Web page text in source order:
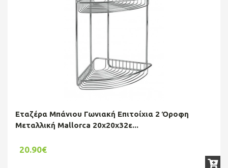
Εταζέρα Μπάνιου Γωνιακή Επιτοίχια 2 Όροφη
Μεταλλική Mallorca 20x20x32ε...
20.90€